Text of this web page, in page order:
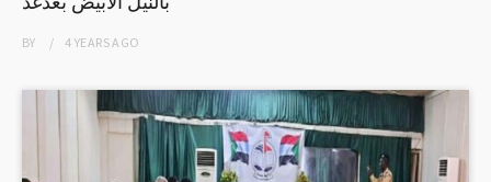
BY 4 YEARSAGO